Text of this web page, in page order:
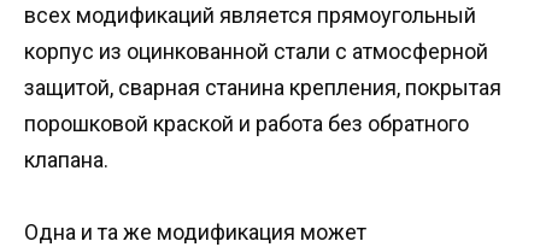
всех модификаций является прямоугольный
корпус из оцинкованной стали с атмосферной
защитой, сварная станина крепления, покрытая
порошковой краской и работа без обратного
клапана.
Одна и та же модификация может